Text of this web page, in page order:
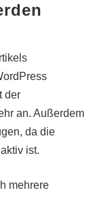
der
an. Außerdem
da die
ist.
mehrere